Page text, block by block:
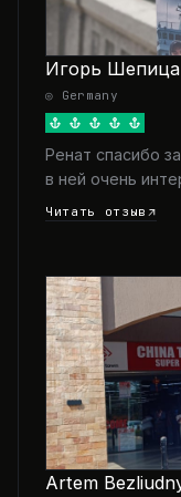
Игорь Шепица
◎ Germany
Ренат спасибо
в ней очень
Читать отзыв
Artem